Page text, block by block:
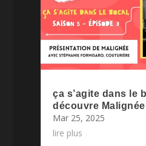
ça s’agite dans le
découvre Malignée
Mar 25, 2025
lire plus